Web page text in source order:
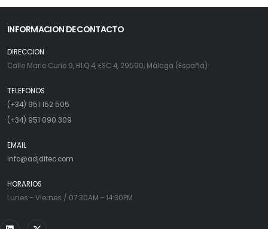
INFORMACION DE CONTACTO
DIRECCION
Calle Marie Curie 9, BLQ 4, ESC 4, 29590, Málaga (España)
TELEFONOS
(+34) 951 152 505
(+34) 951 090 309
EMAIL
info@adjditec.com
HORARIOS
Lunes - Viernes / 07:30AM - 14:30PM